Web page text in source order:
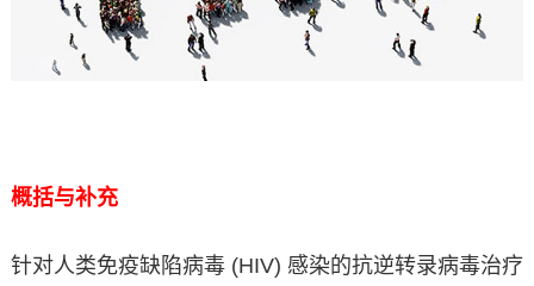
概括与补充
针对人类免疫缺陷病毒 (HIV) 感染的抗逆转录病毒治疗